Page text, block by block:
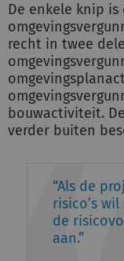
De enkele knip
recht in twee
bouwactiviteit.
verder buiten
Als de
risico’s
de
aan.